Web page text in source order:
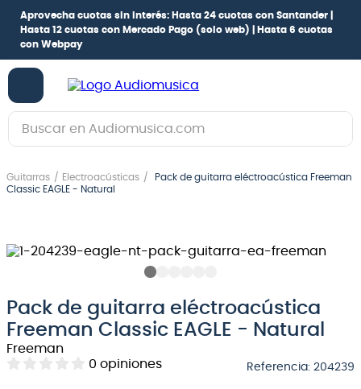
Aprovecha cuotas sin interés: Hasta 24 cuotas con Santander |
Hasta 12 cuotas con Mercado Pago (solo web) |
Hasta 6 cuotas
con Webpay
Buscar en Audiomusica.com
Guitarras Electroacústicas
Pack de guitarra eléctroacústica Freeman
Classic EAGLE - Natural
Pack de guitarra eléctroacústica
Freeman Classic EAGLE - Natural
Freeman
0 opiniones Referencia: 204239
1.
guitarra electrica
.
guitarra electroacústica
5
amplificador
6.
guitarra
7.
teclado